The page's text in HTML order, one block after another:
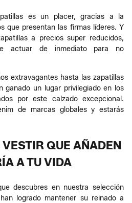
es un placer, gracias a la
que presentan las firmas líderes. Y
a precios super reducidos,
actuar de inmediato para no
extravagantes hasta las zapatillas
ganado un lugar privilegiado en los
por este calzado excepcional.
de marcas globales y estarás
QUE AÑADEN
A TU VIDA
descubres en nuestra selección
logrado mantener su reinado a